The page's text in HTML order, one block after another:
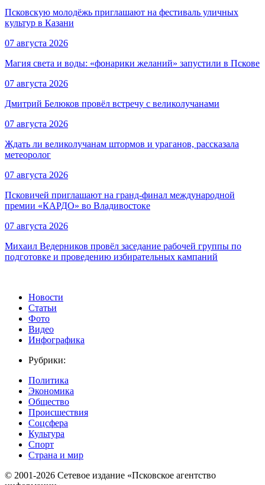
Псковскую молодёжь приглашают на фестиваль уличных
культур в Казани
07 августа 2026
Магия света и воды: «фонарики желаний» запустили в Пскове
07 августа 2026
Дмитрий Белюков провёл встречу с великолучанами
07 августа 2026
Ждать ли великолучанам штормов и ураганов, рассказала
метеоролог
07 августа 2026
Псковичей приглашают на гранд‑финал международной
премии «КАРДО» во Владивостоке
07 августа 2026
Михаил Ведерников провёл заседание рабочей группы по
подготовке и проведению избирательных кампаний
Новости
Статьи
Фото
Видео
Инфографика
Рубрики:
Политика
Экономика
Общество
Происшествия
Соцсфера
Культура
Спорт
Страна и мир
© 2001-2026 Сетевое издание «Псковское агентство